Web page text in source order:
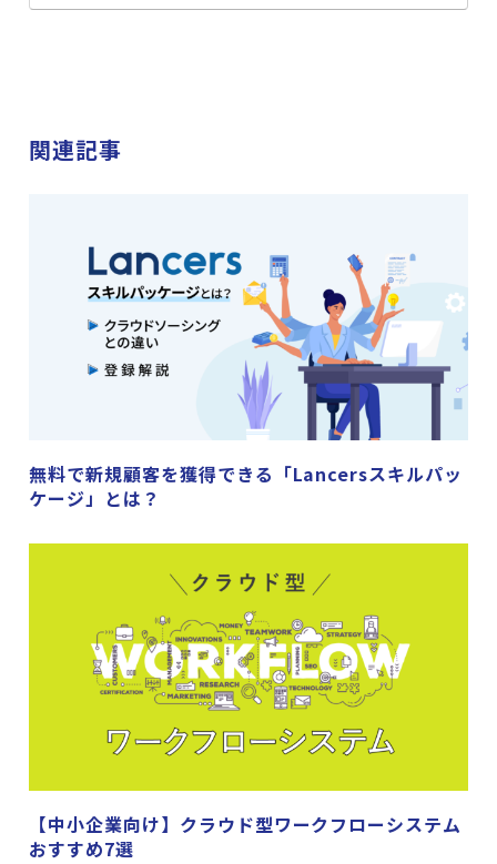
関連記事
無料で新規顧客を獲得できる「Lancersスキルパッ
ケージ」とは？
【中小企業向け】クラウド型ワークフローシステム
おすすめ7選